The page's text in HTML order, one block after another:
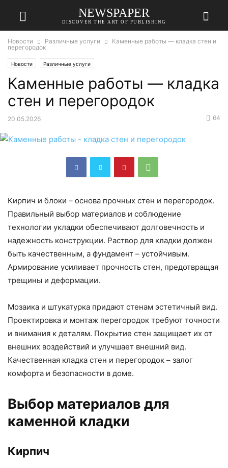
NEWSPAPER
DISCOVER THE ART OF PUBLISHING
Новости Различные услуги
Каменные работы — кладка стен и
перегородок
Новости Различные услуги
Каменные работы — кладка
стен и перегородок
20.05.2026 64
Кирпич и блоки – основа прочных стен и перегородок.
Правильный выбор материалов и соблюдение
технологии укладки обеспечивают долговечность и
надежность конструкции. Раствор для кладки должен
быть качественным, а фундамент – устойчивым.
Армирование усиливает прочность стен, предотвращая
трещины и деформации.
Мозаика и штукатурка придают стенам эстетичный вид.
Проектировка и монтаж перегородок требуют точности
и внимания к деталям. Покрытие стен защищает их от
внешних воздействий и улучшает внешний вид.
Качественная кладка стен и перегородок – залог
комфорта и безопасности в доме.
Выбор материалов для
каменной кладки
Кирпич